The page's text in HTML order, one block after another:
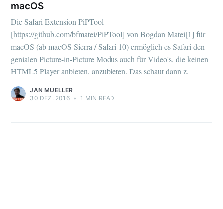
macOS
Die Safari Extension PiPTool
[https://github.com/bfmatei/PiPTool] von Bogdan Matei[1] für
macOS (ab macOS Sierra / Safari 10) ermöglich es Safari den
genialen Picture-in-Picture Modus auch für Video's, die keinen
HTML5 Player anbieten, anzubieten. Das schaut dann z.
JAN MUELLER
30 DEZ. 2016 • 1 MIN READ